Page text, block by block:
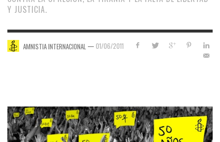
Y JUSTICIA.
AMNISTIA INTERNACIONAL — 01/06/2011